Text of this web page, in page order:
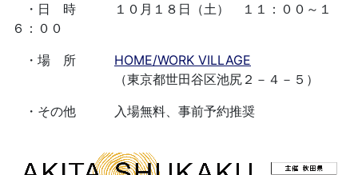
・日 時 １０月１８日（土） １１：００～１
６：００
・場 所 HOME/WORK VILLAGE
（東京都世田谷区池尻２－４－５）
・その他 入場無料、事前予約推奨